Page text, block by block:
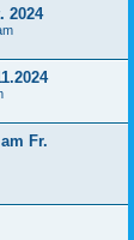
2024
Fr.